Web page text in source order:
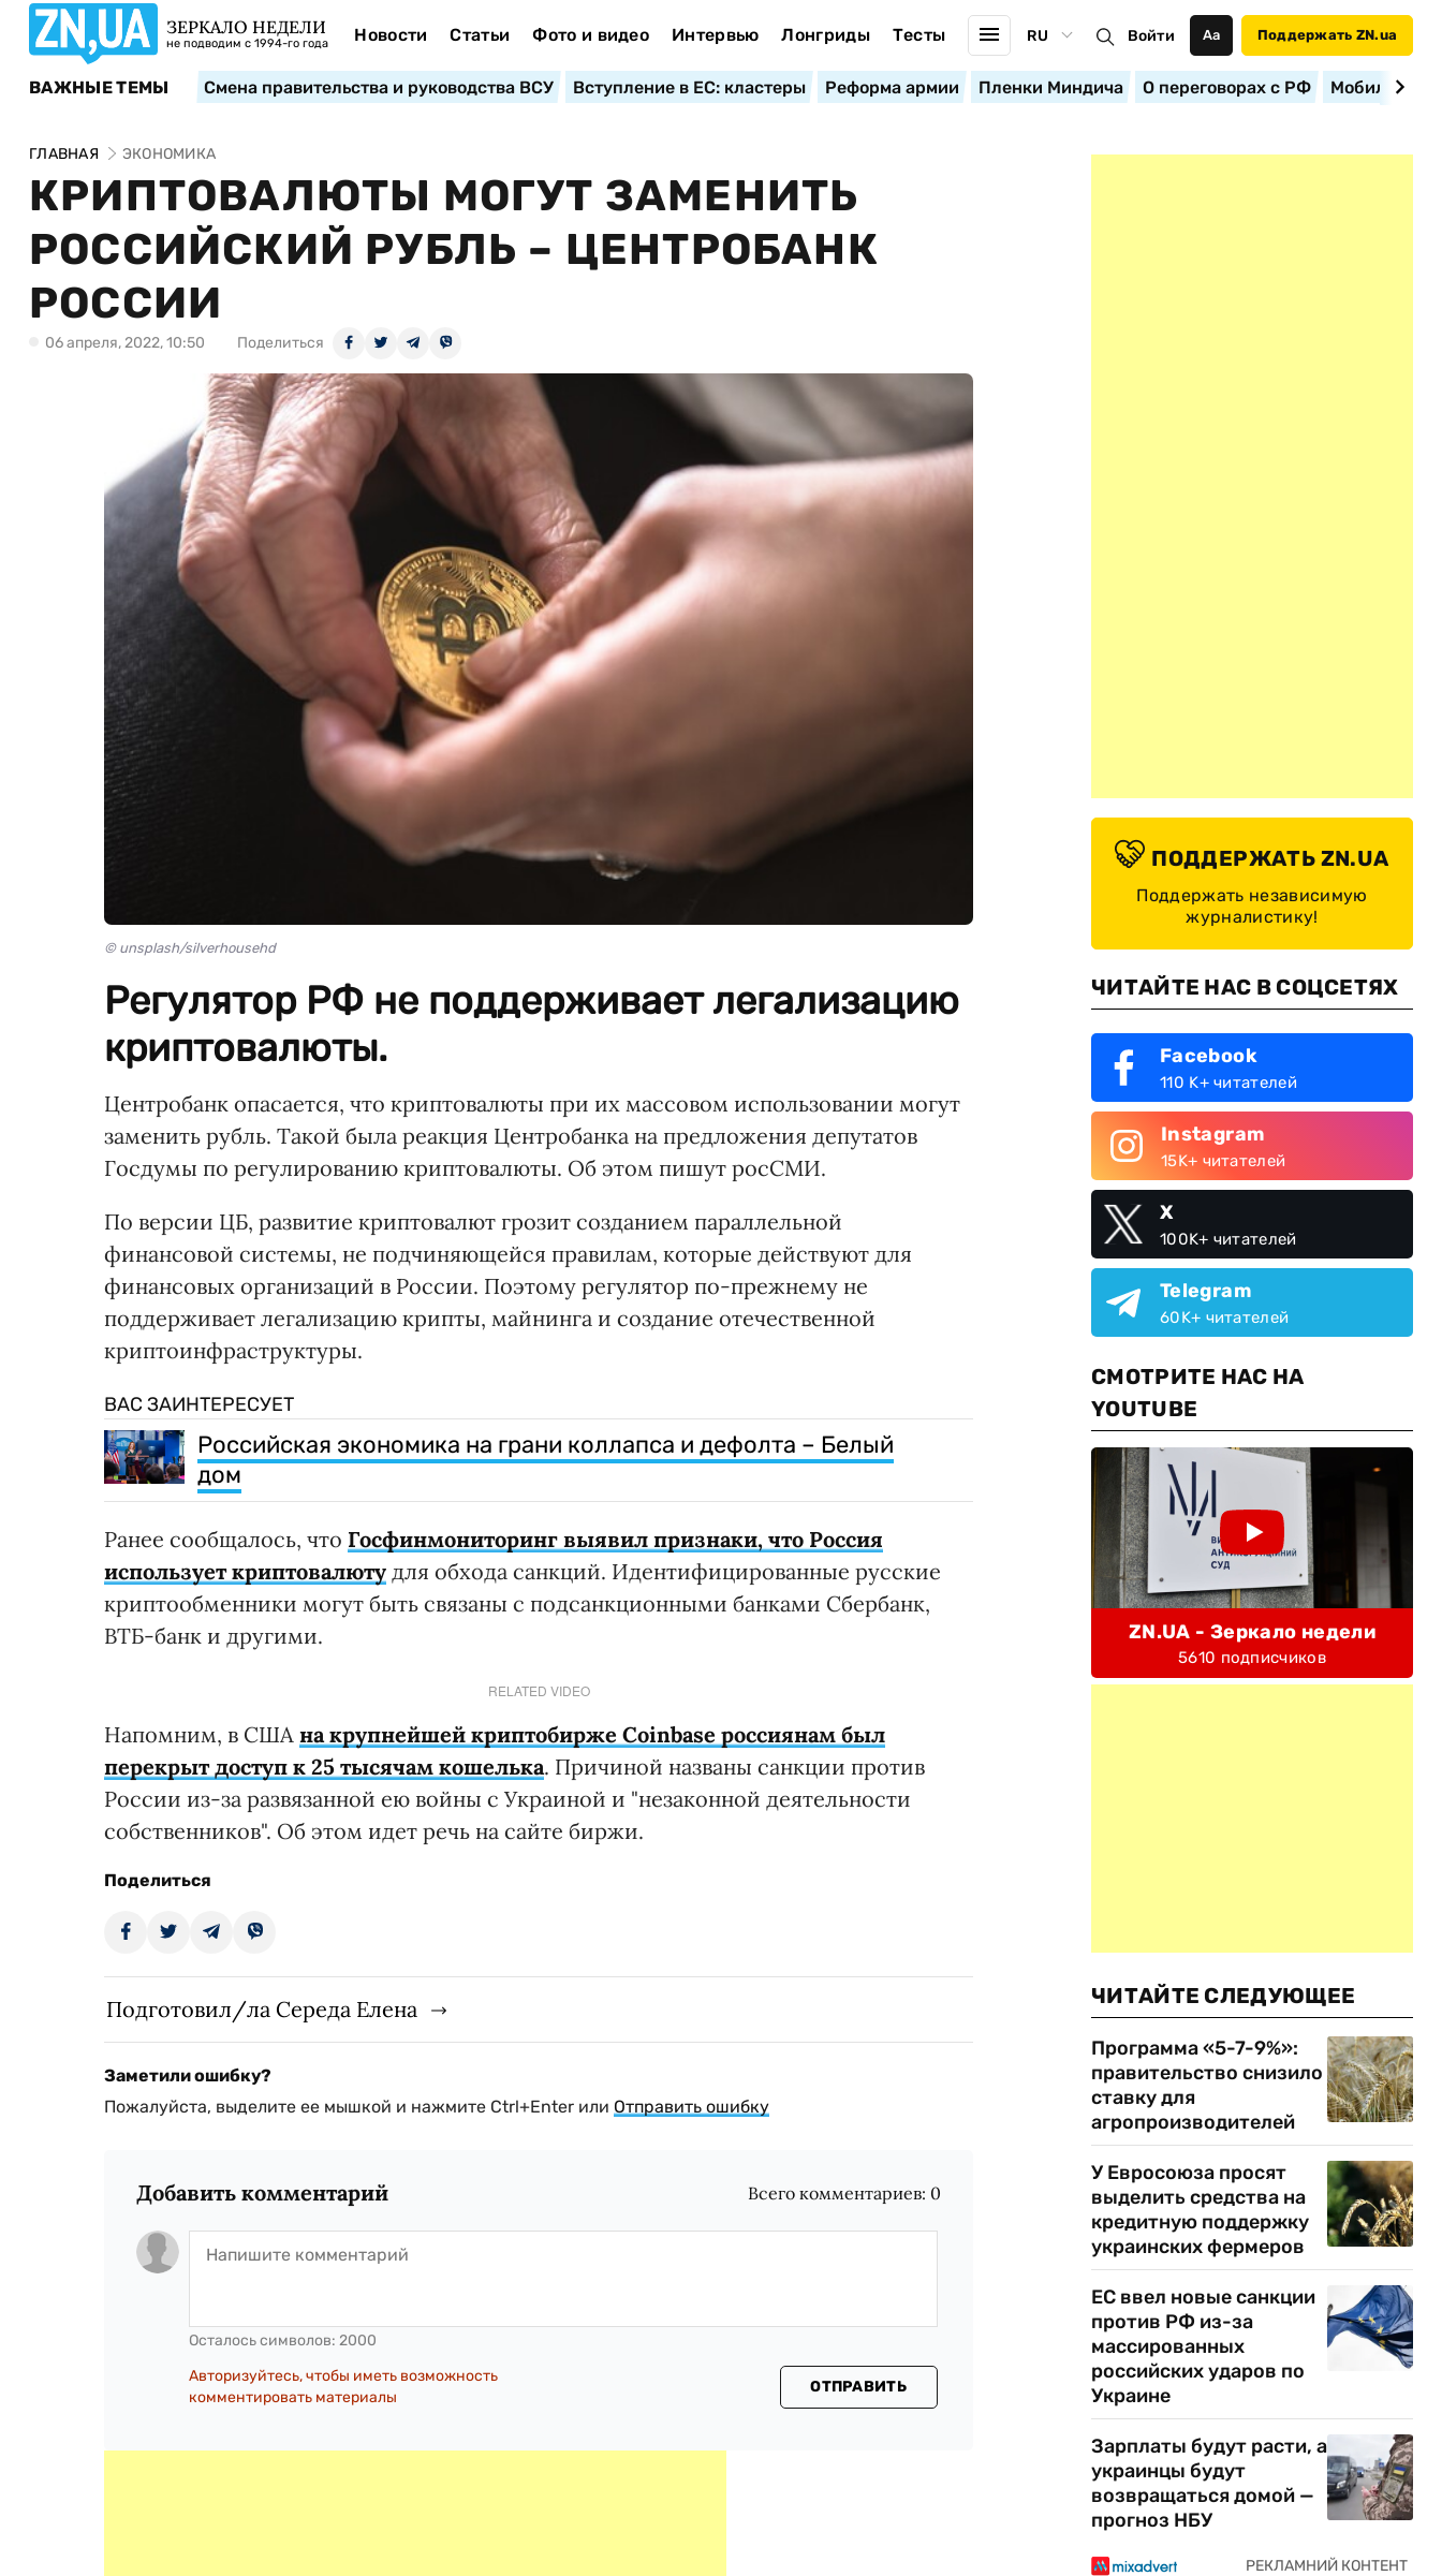
ЗЕРКАЛО НЕДЕЛИ
не подводим с 1994-го года Новости Статьи Фото и видео Интервью Лонгриды Тесты RU Войти Аа Поддержать ZN.ua
ВАЖНЫЕ ТЕМЫ Смена правительства и руководства ВСУ Вступление в ЕС: кластеры Реформа армии Пленки Миндича О переговорах с РФ
ГЛАВНАЯ ЭКОНОМИКА
КРИПТОВАЛЮТЫ МОГУТ ЗАМЕНИТЬ
РОССИЙСКИЙ РУБЛЬ – ЦЕНТРОБАНК
РОССИИ
06 апреля, 2022, 10:50 Поделиться
© unsplash/silverhousehd
Регулятор РФ не поддерживает легализацию
криптовалюты.
Центробанк опасается, что криптовалюты при их массовом использовании могут
заменить рубль. Такой была реакция Центробанка на предложения депутатов
Госдумы по регулированию криптовалюты. Об этом пишут росСМИ.
По версии ЦБ, развитие криптовалют грозит созданием параллельной
финансовой системы, не подчиняющейся правилам, которые действуют для
финансовых организаций в России. Поэтому регулятор по-прежнему не
поддерживает легализацию крипты, майнинга и создание отечественной
криптоинфраструктуры.
ВАС ЗАИНТЕРЕСУЕТ
Российская экономика на грани коллапса и дефолта – Белый
дом
Ранее сообщалось, что Госфинмониторинг выявил признаки, что Россия
использует криптовалюту для обхода санкций. Идентифицированные русские
криптообменники могут быть связаны с подсанкционными банками Сбербанк,
ВТБ-банк и другими.
RELATED VIDEO
Напомним, в США на крупнейшей криптобирже Coinbase россиянам был
перекрыт доступ к 25 тысячам кошелька. Причиной названы санкции против
России из-за развязанной ею войны с Украиной и "незаконной деятельности
собственников". Об этом идет речь на сайте биржи.
Поделиться
Подготовил/ла Середа Елена
Заметили ошибку?
Пожалуйста, выделите ее мышкой и нажмите Ctrl+Enter или Отправить ошибку
Добавить комментарий Всего комментариев: 0
Осталось символов: 2000
Авторизуйтесь, чтобы иметь возможность
комментировать материалы
ОТПРАВИТЬ
ПОДДЕРЖАТЬ ZN.UA
Поддержать независимую
журналистику!
ЧИТАЙТЕ НАС В СОЦСЕТЯХ
Facebook
110 K+ читателей
Instagram
15K+ читателей
X
100K+ читателей
Telegram
60K+ читателей
СМОТРИТЕ НАС НА
YOUTUBE
ZN.UA - Зеркало недели
5610 подписчиков
ЧИТАЙТЕ СЛЕДУЮЩЕЕ
Программа «5-7-9%»:
правительство снизило
ставку для
агропроизводителей
У Евросоюза просят
выделить средства на
кредитную поддержку
украинских фермеров
ЕС ввел новые санкции
против РФ из-за
массированных
российских ударов по
Украине
Зарплаты будут расти, а
украинцы будут
возвращаться домой —
прогноз НБУ